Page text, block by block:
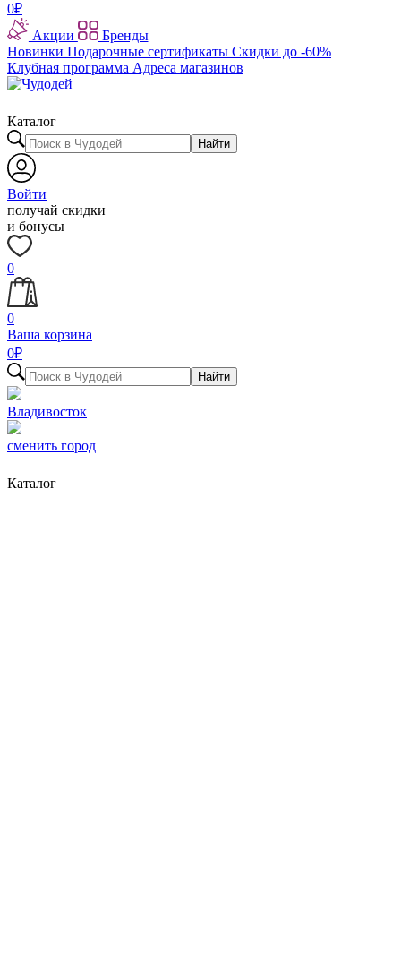
0₽
Акции
Бренды
Новинки Подарочные сертификаты Скидки до -60%
Клубная программа Адреса магазинов
Каталог
Найти
Войти
получай скидки
и бонусы
0
0
Ваша корзина
0₽
Найти
Владивосток
сменить город
Каталог